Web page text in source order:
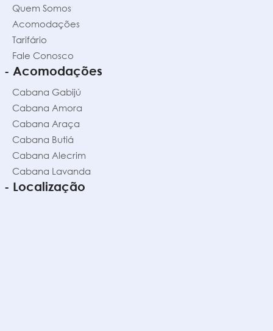
Quem Somos
Acomodações
Tarifário
Fale Conosco
- Acomodações
Cabana Gabijú
Cabana Amora
Cabana Araça
Cabana Butiá
Cabana Alecrim
Cabana Lavanda
- Localização